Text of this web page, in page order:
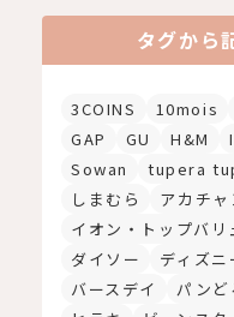
タグから
3COINS 10mois
GAP
GU H&M
Sowan
tupera
しまむら
アカチ
イオン・トップバリ
ダイソー
ディズニ
バースデイ
パンど